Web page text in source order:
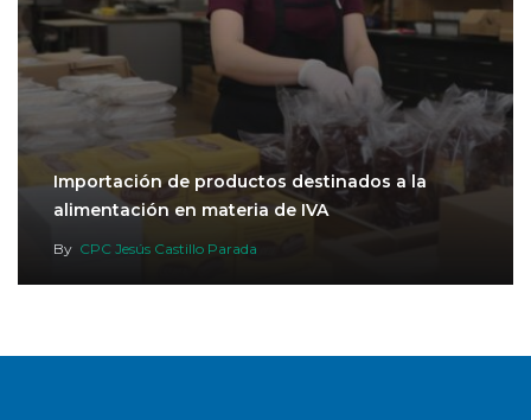
Importación de productos destinados a la
alimentación en materia de IVA
By CPC Jesús Castillo Parada